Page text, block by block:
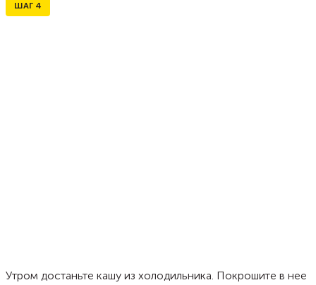
ШАГ 4
Утром достаньте кашу из холодильника. Покрошите в нее